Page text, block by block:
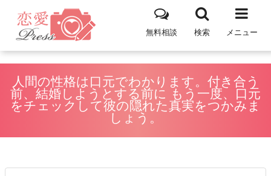
メニュー
検索
無料相談
人間の性格は口元でわかります。付き合う
前、結婚しようとする前に もう一度、口元
をチェックして彼の隠れた真実をつかみま
しょう。